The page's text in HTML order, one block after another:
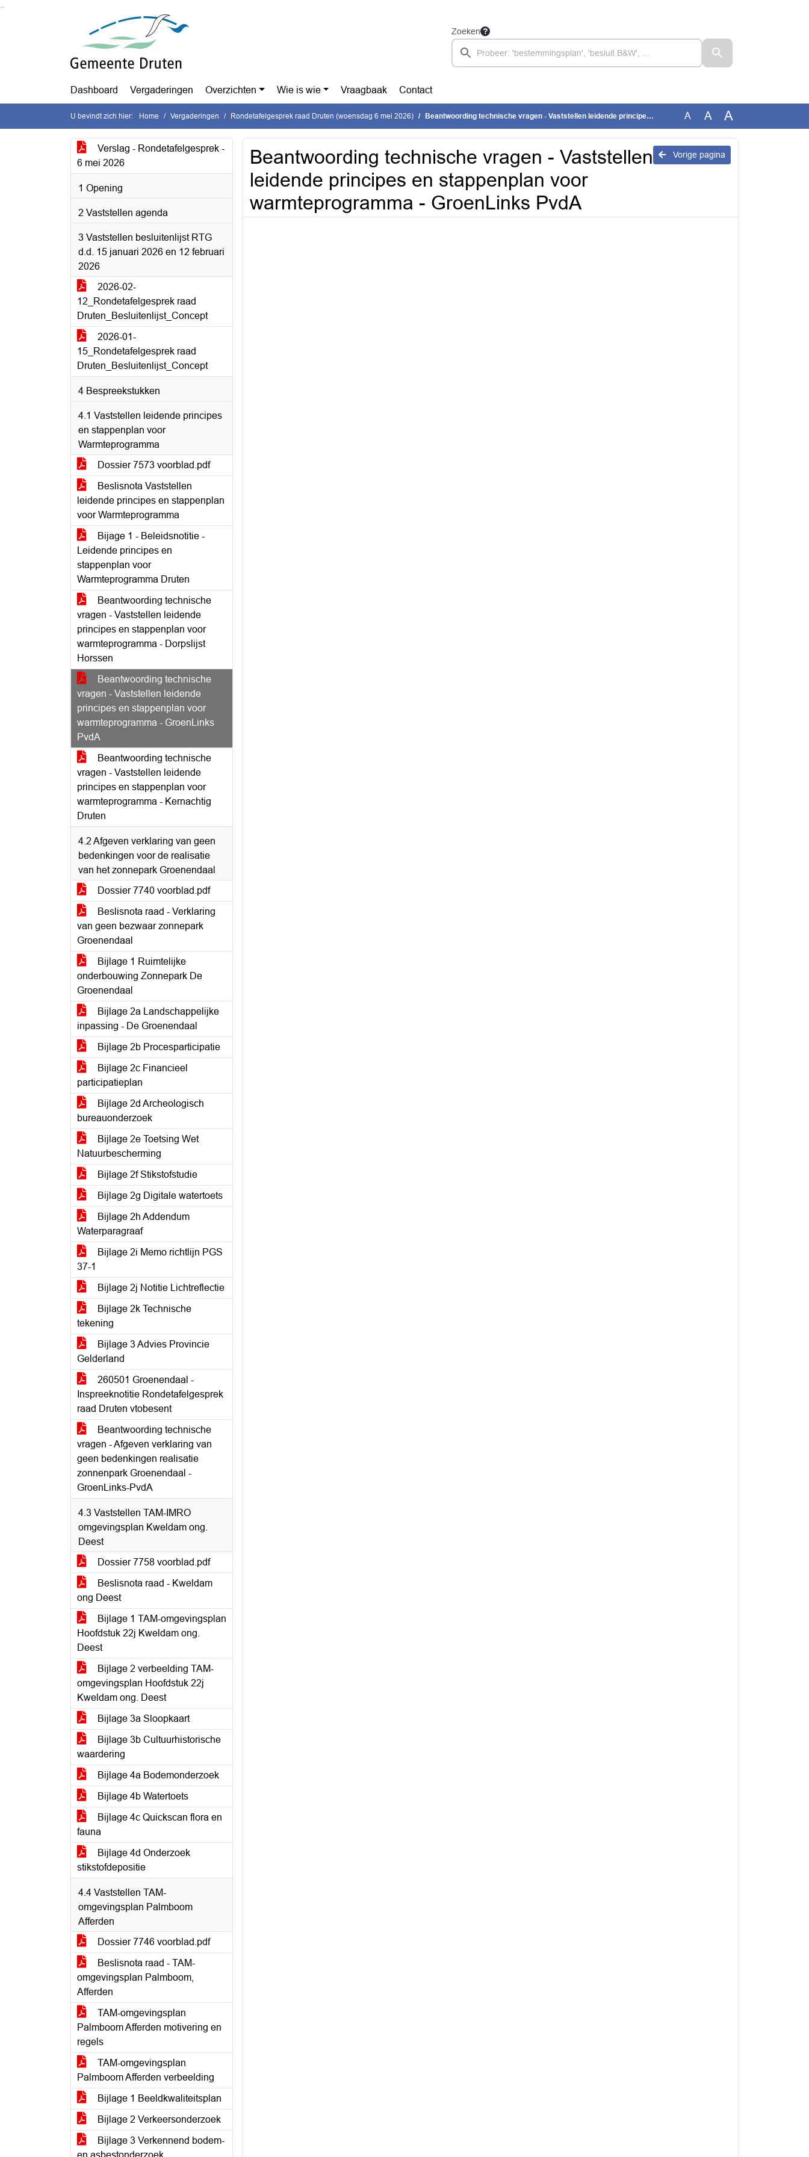
Ga naar de inhoud van deze pagina
Zoeken
Dashboard Vergaderingen Overzichten Wie is wie Vraagbaak Contact
U bevindt zich hier: Home Vergaderingen Rondetafelgesprek raad Druten (woensdag 6 mei 2026) Beantwoording technische vragen - Vaststellen leidende principes en stappenplan voor warmteprogramma - GroenLinks PvdA A A A
Verslag - Rondetafelgesprek -
6 mei 2026
1 Opening
2 Vaststellen agenda
3 Vaststellen besluitenlijst RTG
d.d. 15 januari 2026 en 12 februari
2026
2026-02-
12_Rondetafelgesprek raad
Druten_Besluitenlijst_Concept
2026-01-
15_Rondetafelgesprek raad
Druten_Besluitenlijst_Concept
4 Bespreekstukken
4.1 Vaststellen leidende principes
en stappenplan voor
Warmteprogramma
Dossier 7573 voorblad.pdf
Beslisnota Vaststellen
leidende principes en stappenplan
voor Warmteprogramma
Bijage 1 - Beleidsnotitie -
Leidende principes en
stappenplan voor
Warmteprogramma Druten
Beantwoording technische
vragen - Vaststellen leidende
principes en stappenplan voor
warmteprogramma - Dorpslijst
Horssen
Beantwoording technische
vragen - Vaststellen leidende
principes en stappenplan voor
warmteprogramma - GroenLinks
PvdA
Beantwoording technische
vragen - Vaststellen leidende
principes en stappenplan voor
warmteprogramma - Kernachtig
Druten
4.2 Afgeven verklaring van geen
bedenkingen voor de realisatie
van het zonnepark Groenendaal
Dossier 7740 voorblad.pdf
Beslisnota raad - Verklaring
van geen bezwaar zonnepark
Groenendaal
Bijlage 1 Ruimtelijke
onderbouwing Zonnepark De
Groenendaal
Bijlage 2a Landschappelijke
inpassing - De Groenendaal
Bijlage 2b Procesparticipatie
Bijlage 2c Financieel
participatieplan
Bijlage 2d Archeologisch
bureauonderzoek
Bijlage 2e Toetsing Wet
Natuurbescherming
Bijlage 2f Stikstofstudie
Bijlage 2g Digitale watertoets
Bijlage 2h Addendum
Waterparagraaf
Bijlage 2i Memo richtlijn PGS
37-1
Bijlage 2j Notitie Lichtreflectie
Bijlage 2k Technische
tekening
Bijlage 3 Advies Provincie
Gelderland
260501 Groenendaal -
Inspreeknotitie Rondetafelgesprek
raad Druten vtobesent
Beantwoording technische
vragen - Afgeven verklaring van
geen bedenkingen realisatie
zonnenpark Groenendaal -
GroenLinks-PvdA
4.3 Vaststellen TAM-IMRO
omgevingsplan Kweldam ong.
Deest
Dossier 7758 voorblad.pdf
Beslisnota raad - Kweldam
ong Deest
Bijlage 1 TAM-omgevingsplan
Hoofdstuk 22j Kweldam ong.
Deest
Bijlage 2 verbeelding TAM-
omgevingsplan Hoofdstuk 22j
Kweldam ong. Deest
Bijlage 3a Sloopkaart
Bijlage 3b Cultuurhistorische
waardering
Bijlage 4a Bodemonderzoek
Bijlage 4b Watertoets
Bijlage 4c Quickscan flora en
fauna
Bijlage 4d Onderzoek
stikstofdepositie
4.4 Vaststellen TAM-
omgevingsplan Palmboom
Afferden
Dossier 7746 voorblad.pdf
Beslisnota raad - TAM-
omgevingsplan Palmboom,
Afferden
TAM-omgevingsplan
Palmboom Afferden motivering en
regels
TAM-omgevingsplan
Palmboom Afferden verbeelding
Bijlage 1 Beeldkwaliteitsplan
Bijlage 2 Verkeersonderzoek
Bijlage 3 Verkennend bodem-
en asbestonderzoek
Vorige pagina
Beantwoording technische vragen - Vaststellen
leidende principes en stappenplan voor
warmteprogramma - GroenLinks PvdA